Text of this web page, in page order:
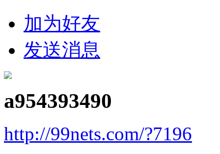
加为好友
发送消息
a954393490
http://99nets.com/?7196